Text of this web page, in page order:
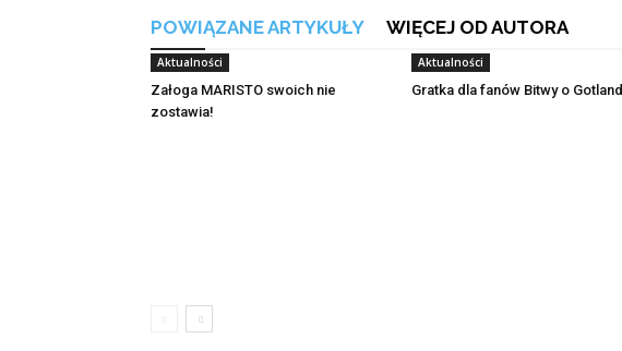
POWIĄZANE ARTYKUŁY WIĘCEJ OD AUTORA
Aktualności
Załoga MARISTO swoich nie
zostawia!
Aktualności
Gratka dla fanów Bitwy o Gotland